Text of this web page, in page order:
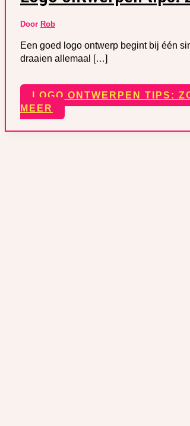
Door Rob
Een goed logo ontwerp begint bij één
draaien allemaal […]
LOGO ONTWERPEN TIPS:
MEER